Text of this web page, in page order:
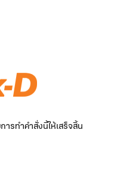
รทำคำสั่งนี้ให้เสร็จสิ้น